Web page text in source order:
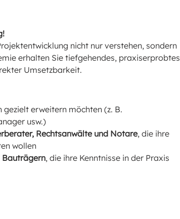
nicht nur verstehen, sondern
erhalten Sie tiefgehendes, praxiserprobtes
Umsetzbarkeit.
gezielt erweitern möchten (z. B.
usw.)
Rechtsanwälte und Notare, die ihre
wollen
Bauträgern, die ihre Kenntnisse in der Praxis